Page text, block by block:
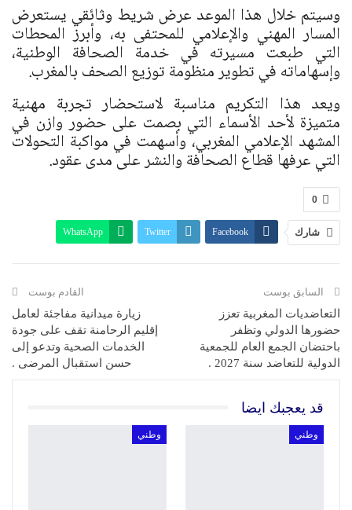
وسيتم خلال هذا الموعد عرض شريط وثائقي يستعرض
المسار المهني والإعلامي للمحتفى به، وأبرز المحطات
التي طبعت مسيرته في خدمة الصحافة الوطنية،
وإسهاماته في تطوير منظومة توزيع الصحف بالمغرب.
ويعد هذا التكريم مناسبة لاستحضار تجربة مهنية
متميزة لأحد الأسماء التي بصمت على حضور وازن في
المشهد الإعلامي المغربي، وأسهمت في مواكبة التحولات
التي عرفها قطاع الصحافة والنشر على مدى عقود.
0
شارك Facebook
Twitter
WhatsApp
طباعة
السابق بوست
التعاضديات المغربية تعزز
حضورها الدولي وتظفر
باحتضان الجمع العام للجمعية
الدولية للتعاضد سنة 2027 .
القادم بوست
زيارة ميدانية مفاجئة لعامل
إقليم الرحامنة تقف على جودة
الخدمات الصحية وتدعو إلى
حسن استقبال المرضى .
قد يعجبك ايضا
وطني وطني